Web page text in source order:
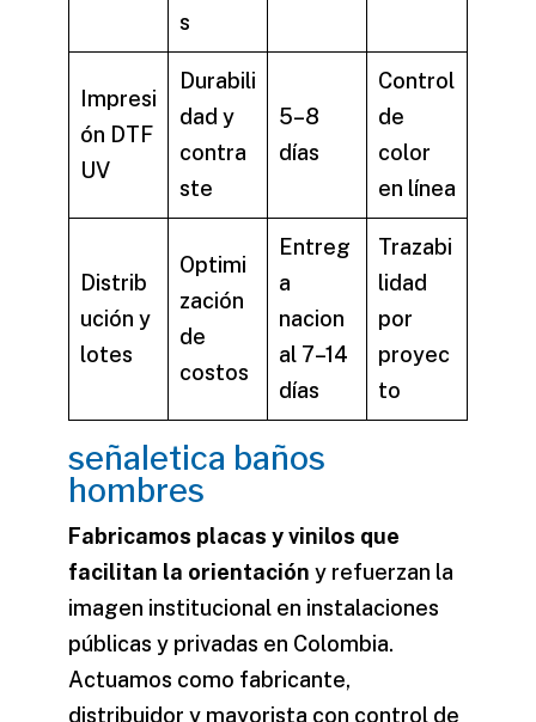
s
Impresi
ón DTF
UV
Durabili
dad y
contra
ste
5–8
días
Control
de
color
en línea
Distrib
ución y
lotes
Optimi
zación
de
costos
Entreg
a
nacion
al 7–14
días
Trazabi
lidad
por
proyec
to
señaletica baños
hombres
Fabricamos placas y vinilos que
facilitan la orientación y refuerzan la
imagen institucional en instalaciones
públicas y privadas en Colombia.
Actuamos como fabricante,
distribuidor y mayorista con control de